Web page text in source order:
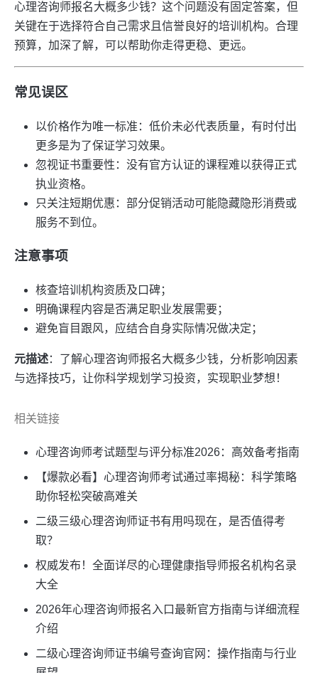
心理咨询师报名大概多少钱？这个问题没有固定答案，但
关键在于选择符合自己需求且信誉良好的培训机构。合理
预算，加深了解，可以帮助你走得更稳、更远。
常见误区
以价格作为唯一标准：低价未必代表质量，有时付出
更多是为了保证学习效果。
忽视证书重要性：没有官方认证的课程难以获得正式
执业资格。
只关注短期优惠：部分促销活动可能隐藏隐形消费或
服务不到位。
注意事项
核查培训机构资质及口碑；
明确课程内容是否满足职业发展需要；
避免盲目跟风，应结合自身实际情况做决定；
元描述：了解心理咨询师报名大概多少钱，分析影响因素
与选择技巧，让你科学规划学习投资，实现职业梦想！
相关链接
心理咨询师考试题型与评分标准2026：高效备考指南
【爆款必看】心理咨询师考试通过率揭秘：科学策略
助你轻松突破高难关
二级三级心理咨询师证书有用吗现在，是否值得考
取？
权威发布！全面详尽的心理健康指导师报名机构名录
大全
2026年心理咨询师报名入口最新官方指南与详细流程
介绍
二级心理咨询师证书编号查询官网：操作指南与行业